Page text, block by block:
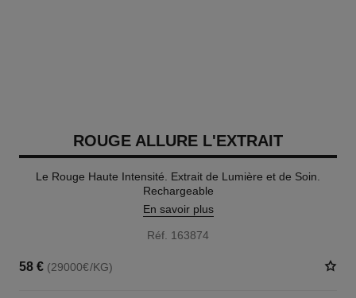
ROUGE ALLURE L'EXTRAIT
Le Rouge Haute Intensité. Extrait de Lumière et de Soin.
Rechargeable
En savoir plus
Réf. 163874
58 € (29000€/KG)